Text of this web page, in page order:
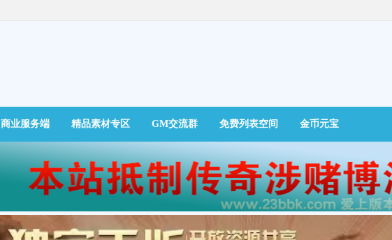
商业服务端 精品素材专区 GM交流群 免费列表空间 金币元宝